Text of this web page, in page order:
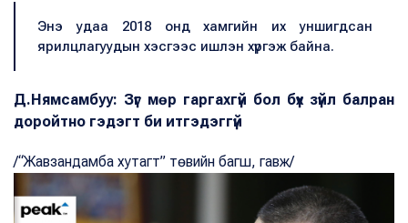
Энэ удаа 2018 онд хамгийн их уншигдсан
ярилцлагуудын хэсгээс ишлэн хүргэж байна.
Д.Нямсамбуу: Зүг мөр гаргахгүй бол бүх зүйл балран
доройтно гэдэгт би итгэдэггүй
/“Жавзандамба хутагт” төвийн багш, гавж/